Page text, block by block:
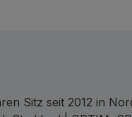
Sitz seit 2012 in